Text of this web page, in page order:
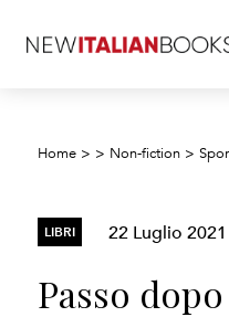
Home > > Non-fiction >
LIBRI 22 Luglio 2021
Passo